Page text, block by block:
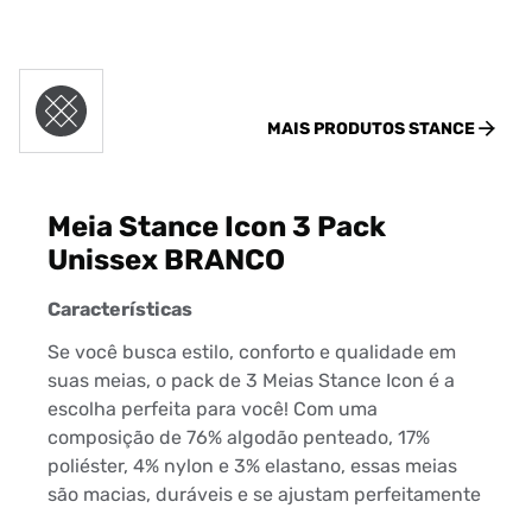
MAIS PRODUTOSSTANCE
Meia Stance Icon 3 Pack
Unissex BRANCO
Características
Se você busca estilo, conforto e qualidade em
suas meias, o pack de 3 Meias Stance Icon é a
escolha perfeita para você! Com uma
composição de 76% algodão penteado, 17%
poliéster, 4% nylon e 3% elastano, essas meias
são macias, duráveis e se ajustam perfeitamente